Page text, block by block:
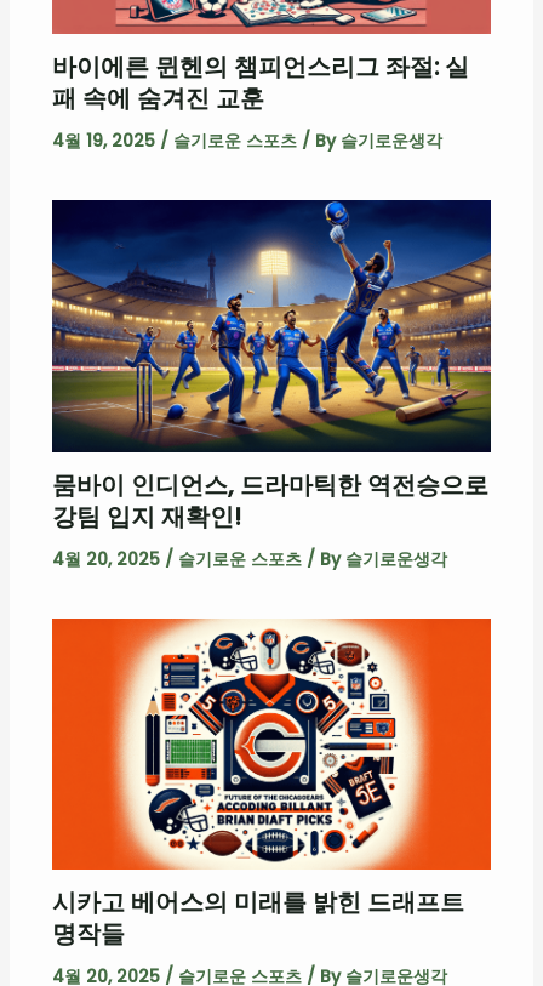
바이에른 뮌헨의 챔피언스리그 좌절: 실
패 속에 숨겨진 교훈
4월 19, 2025 / 슬기로운 스포츠/ By 슬기로운생각
뭄바이 인디언스, 드라마틱한 역전승으로
강팀 입지 재확인!
4월 20, 2025 / 슬기로운 스포츠/ By 슬기로운생각
시카고 베어스의 미래를 밝힌 드래프트
명작들
4월 20, 2025 / 슬기로운 스포츠/ By 슬기로운생각